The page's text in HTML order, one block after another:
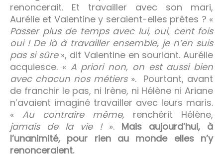
renoncerait. Et travailler avec son mari,
Aurélie et Valentine y seraient-elles prêtes ? «
Passer plus de temps avec lui, oui, cent fois
oui ! De là à travailler ensemble, je n’en suis
pas si sûre», dit Valentine en souriant. Aurélie
acquiesce. « A priori non, on est aussi bien
avec chacun nos métiers». Pourtant, avant
de franchir le pas, ni Irène, ni Hélène ni Ariane
n’avaient imaginé travailler avec leurs maris.
« Au contraire même, renchérit Hélène,
jamais de la vie !». Mais aujourd’hui, à
l’unanimité, pour rien au monde elles n’y
renonceraient.